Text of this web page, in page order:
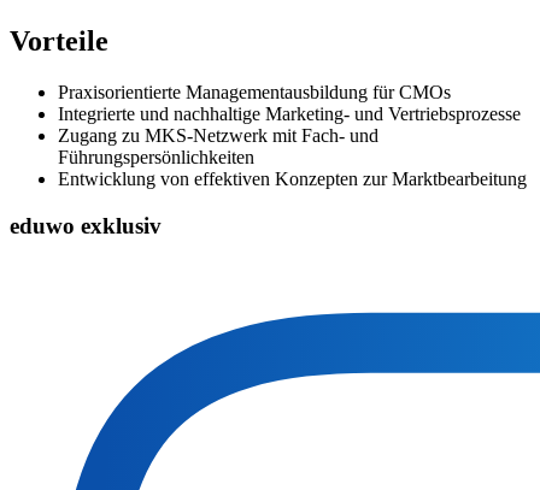
Vorteile
Praxisorientierte Managementausbildung für CMOs
Integrierte und nachhaltige Marketing- und Vertriebsprozesse
Zugang zu MKS-Netzwerk mit Fach- und
Führungspersönlichkeiten
Entwicklung von effektiven Konzepten zur Marktbearbeitung
eduwo exklusiv